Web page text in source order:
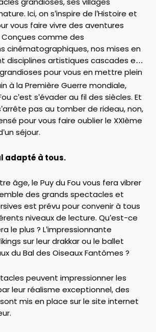
Ici, on s’inspire de l’Histoire et
vous faire vivre des aventures
comme des
cinématographiques, nos mises en
disciplines artistiques cascades et
pour vous en mettre plein
à la Première Guerre mondiale,
c’est s’évader au fil des siècles. Et
pas au tomber de rideau, non,
pour vous faire oublier le XXIème
séjour.
adapté à tous.
âge, le Puy du Fou vous fera vibrer
des grands spectacles et
est prévu pour convenir à tous
niveaux de lecture. Qu’est-ce
le plus ? L’impressionnante
sur leur drakkar ou le ballet
du Bal des Oiseaux Fantômes ?
peuvent impressionner les
leur réalisme exceptionnel, des
mis en place sur le site internet